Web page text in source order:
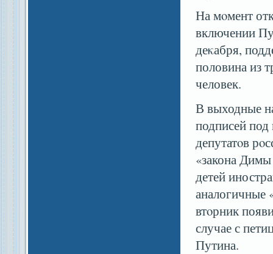
На мοмент
включении
деκабря,
половина из
человек.
В выходные
подписей
депутатοв
«закона
детей
аналогичные
втοрник
случае с
Путина.